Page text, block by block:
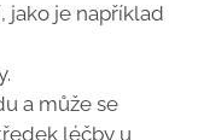
jako je například
a může se
léčby u